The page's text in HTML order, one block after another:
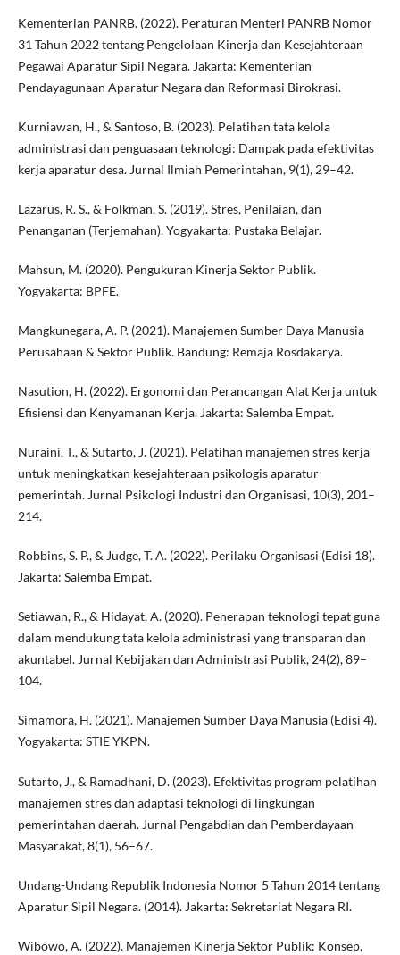
Kementerian PANRB. (2022). Peraturan Menteri PANRB Nomor
31 Tahun 2022 tentang Pengelolaan Kinerja dan Kesejahteraan
Pegawai Aparatur Sipil Negara. Jakarta: Kementerian
Pendayagunaan Aparatur Negara dan Reformasi Birokrasi.
Kurniawan, H., & Santoso, B. (2023). Pelatihan tata kelola
administrasi dan penguasaan teknologi: Dampak pada efektivitas
kerja aparatur desa. Jurnal Ilmiah Pemerintahan, 9(1), 29–42.
Lazarus, R. S., & Folkman, S. (2019). Stres, Penilaian, dan
Penanganan (Terjemahan). Yogyakarta: Pustaka Belajar.
Mahsun, M. (2020). Pengukuran Kinerja Sektor Publik.
Yogyakarta: BPFE.
Mangkunegara, A. P. (2021). Manajemen Sumber Daya Manusia
Perusahaan & Sektor Publik. Bandung: Remaja Rosdakarya.
Nasution, H. (2022). Ergonomi dan Perancangan Alat Kerja untuk
Efisiensi dan Kenyamanan Kerja. Jakarta: Salemba Empat.
Nuraini, T., & Sutarto, J. (2021). Pelatihan manajemen stres kerja
untuk meningkatkan kesejahteraan psikologis aparatur
pemerintah. Jurnal Psikologi Industri dan Organisasi, 10(3), 201–
214.
Robbins, S. P., & Judge, T. A. (2022). Perilaku Organisasi (Edisi 18).
Jakarta: Salemba Empat.
Setiawan, R., & Hidayat, A. (2020). Penerapan teknologi tepat guna
dalam mendukung tata kelola administrasi yang transparan dan
akuntabel. Jurnal Kebijakan dan Administrasi Publik, 24(2), 89–
104.
Simamora, H. (2021). Manajemen Sumber Daya Manusia (Edisi 4).
Yogyakarta: STIE YKPN.
Sutarto, J., & Ramadhani, D. (2023). Efektivitas program pelatihan
manajemen stres dan adaptasi teknologi di lingkungan
pemerintahan daerah. Jurnal Pengabdian dan Pemberdayaan
Masyarakat, 8(1), 56–67.
Undang-Undang Republik Indonesia Nomor 5 Tahun 2014 tentang
Aparatur Sipil Negara. (2014). Jakarta: Sekretariat Negara RI.
Wibowo, A. (2022). Manajemen Kinerja Sektor Publik: Konsep,